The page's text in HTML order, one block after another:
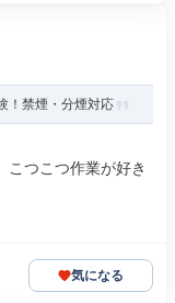
！禁煙・分煙対応
こつこつ作業が好き
気になる